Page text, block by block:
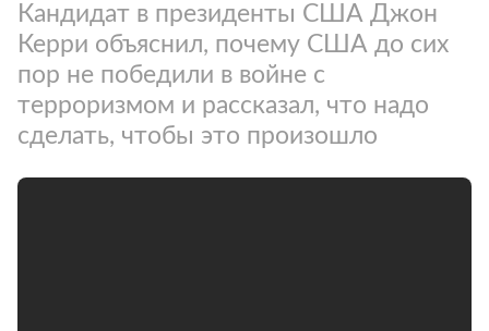
Кандидат в президенты США Джон
Керри объяснил, почему США до сих
пор не победили в войне с
терроризмом и рассказал, что надо
сделать, чтобы это произошло